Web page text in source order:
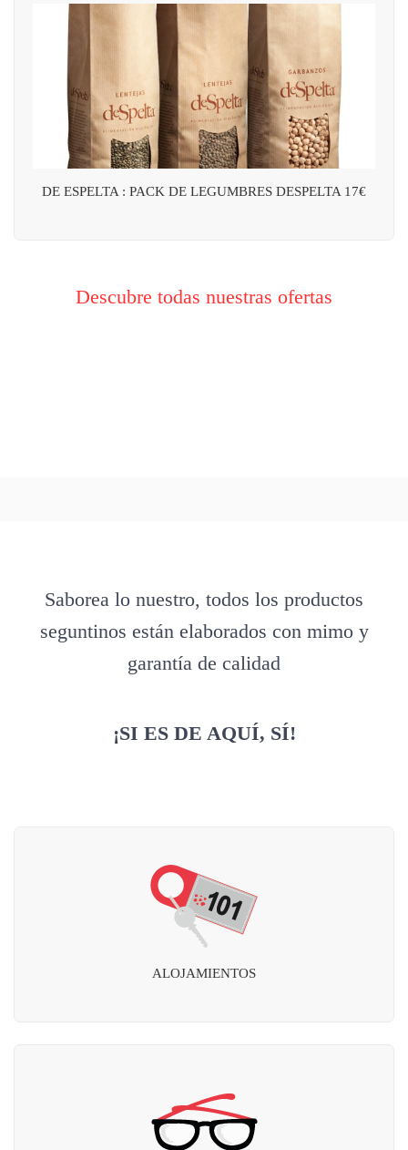
DE ESPELTA : PACK DE LEGUMBRES DESPELTA 17€
Descubre todas nuestras ofertas
Saborea lo nuestro, todos los productos
seguntinos están elaborados con mimo y
garantía de calidad
¡SI ES DE AQUÍ, SÍ!
ALOJAMIENTOS